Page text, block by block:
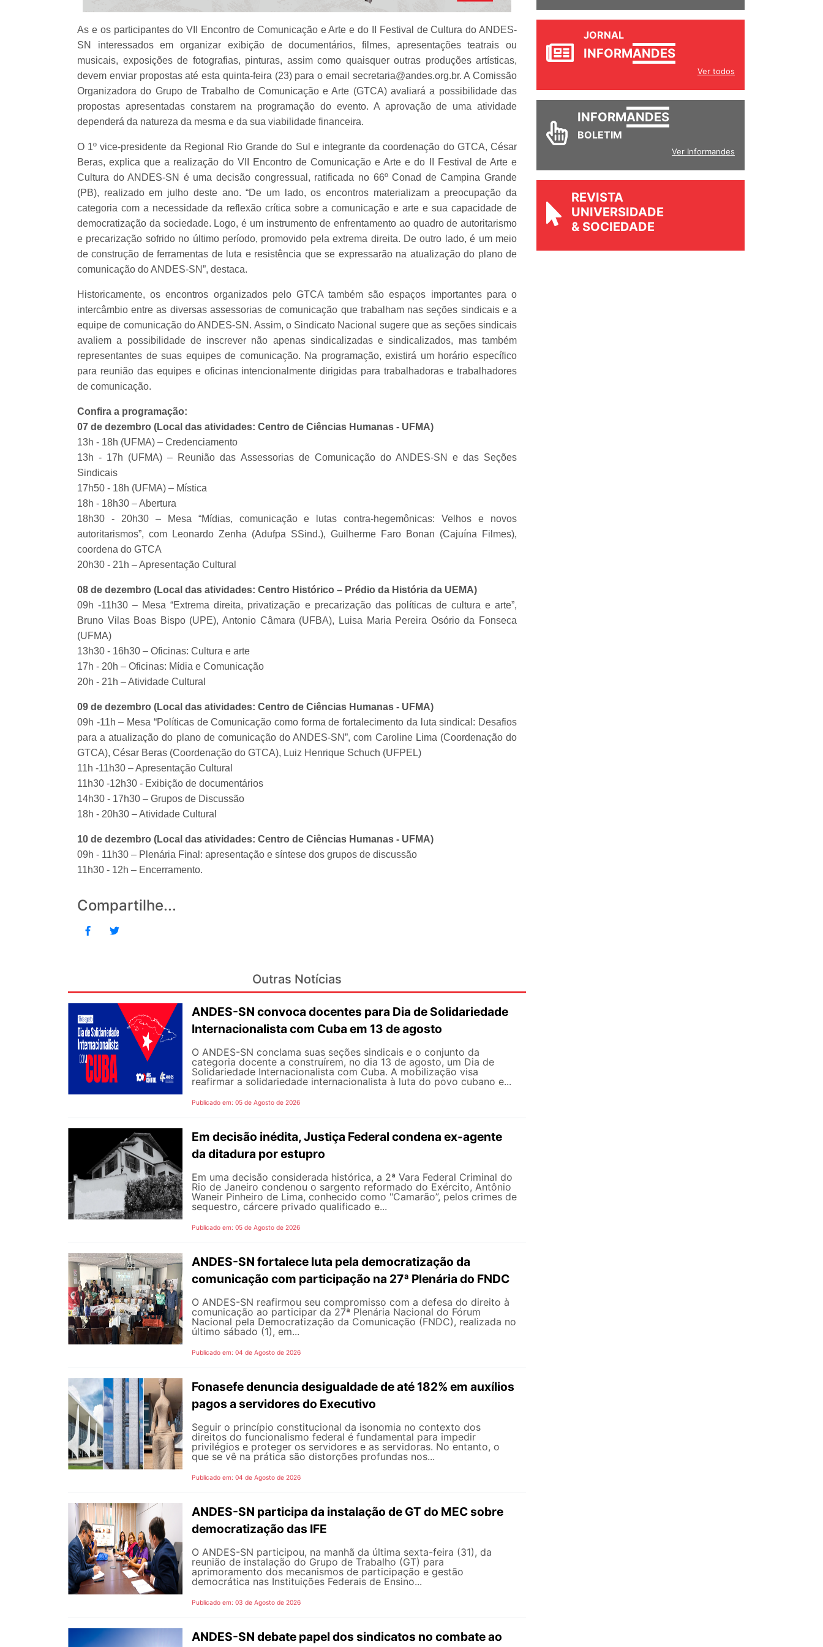
As e os participantes do VII Encontro de Comunicação e Arte e do II Festival de Cultura do ANDES-
SN interessados em organizar exibição de documentários, filmes, apresentações teatrais ou
musicais, exposições de fotografias, pinturas, assim como quaisquer outras produções artísticas,
devem enviar propostas até esta quinta-feira (23) para o email secretaria@andes.org.br. A Comissão
Organizadora do Grupo de Trabalho de Comunicação e Arte (GTCA) avaliará a possibilidade das
propostas apresentadas constarem na programação do evento. A aprovação de uma atividade
dependerá da natureza da mesma e da sua viabilidade financeira.
O 1º vice-presidente da Regional Rio Grande do Sul e integrante da coordenação do GTCA, César
Beras, explica que a realização do VII Encontro de Comunicação e Arte e do II Festival de Arte e
Cultura do ANDES-SN é uma decisão congressual, ratificada no 66º Conad de Campina Grande
(PB), realizado em julho deste ano. “De um lado, os encontros materializam a preocupação da
categoria com a necessidade da reflexão crítica sobre a comunicação e arte e sua capacidade de
democratização da sociedade. Logo, é um instrumento de enfrentamento ao quadro de autoritarismo
e precarização sofrido no último período, promovido pela extrema direita. De outro lado, é um meio
de construção de ferramentas de luta e resistência que se expressarão na atualização do plano de
comunicação do ANDES-SN”, destaca.
Historicamente, os encontros organizados pelo GTCA também são espaços importantes para o
intercâmbio entre as diversas assessorias de comunicação que trabalham nas seções sindicais e a
equipe de comunicação do ANDES-SN. Assim, o Sindicato Nacional sugere que as seções sindicais
avaliem a possibilidade de inscrever não apenas sindicalizadas e sindicalizados, mas também
representantes de suas equipes de comunicação. Na programação, existirá um horário específico
para reunião das equipes e oficinas intencionalmente dirigidas para trabalhadoras e trabalhadores
de comunicação.
Confira a programação:
07 de dezembro (Local das atividades: Centro de Ciências Humanas - UFMA)
13h - 18h (UFMA) – Credenciamento
13h - 17h (UFMA) – Reunião das Assessorias de Comunicação do ANDES-SN e das Seções
Sindicais
17h50 - 18h (UFMA) – Mística
18h - 18h30 – Abertura
18h30 - 20h30 – Mesa “Mídias, comunicação e lutas contra-hegemônicas: Velhos e novos
autoritarismos”, com Leonardo Zenha (Adufpa SSind.), Guilherme Faro Bonan (Cajuína Filmes),
coordena do GTCA
20h30 - 21h – Apresentação Cultural
08 de dezembro (Local das atividades: Centro Histórico – Prédio da História da UEMA)
09h -11h30 – Mesa “Extrema direita, privatização e precarização das políticas de cultura e arte”,
Bruno Vilas Boas Bispo (UPE), Antonio Câmara (UFBA), Luisa Maria Pereira Osório da Fonseca
(UFMA)
13h30 - 16h30 – Oficinas: Cultura e arte
17h - 20h – Oficinas: Mídia e Comunicação
20h - 21h – Atividade Cultural
09 de dezembro (Local das atividades: Centro de Ciências Humanas - UFMA)
09h -11h – Mesa “Políticas de Comunicação como forma de fortalecimento da luta sindical: Desafios
para a atualização do plano de comunicação do ANDES-SN”, com Caroline Lima (Coordenação do
GTCA), César Beras (Coordenação do GTCA), Luiz Henrique Schuch (UFPEL)
11h -11h30 – Apresentação Cultural
11h30 -12h30 - Exibição de documentários
14h30 - 17h30 – Grupos de Discussão
18h - 20h30 – Atividade Cultural
10 de dezembro (Local das atividades: Centro de Ciências Humanas - UFMA)
09h - 11h30 – Plenária Final: apresentação e síntese dos grupos de discussão
11h30 - 12h – Encerramento.
Compartilhe...
Outras Notícias
ANDES-SN convoca docentes para Dia de Solidariedade
Internacionalista com Cuba em 13 de agosto
O ANDES-SN conclama suas seções sindicais e o conjunto da
categoria docente a construírem, no dia 13 de agosto, um Dia de
Solidariedade Internacionalista com Cuba. A mobilização visa
reafirmar a solidariedade internacionalista à luta do povo cubano e...
Publicado em: 05 de Agosto de 2026
Em decisão inédita, Justiça Federal condena ex-agente
da ditadura por estupro
Em uma decisão considerada histórica, a 2ª Vara Federal Criminal do
Rio de Janeiro condenou o sargento reformado do Exército, Antônio
Waneir Pinheiro de Lima, conhecido como "Camarão”, pelos crimes de
sequestro, cárcere privado qualificado e...
Publicado em: 05 de Agosto de 2026
ANDES-SN fortalece luta pela democratização da
comunicação com participação na 27ª Plenária do FNDC
O ANDES-SN reafirmou seu compromisso com a defesa do direito à
comunicação ao participar da 27ª Plenária Nacional do Fórum
Nacional pela Democratização da Comunicação (FNDC), realizada no
último sábado (1), em...
Publicado em: 04 de Agosto de 2026
Fonasefe denuncia desigualdade de até 182% em auxílios
pagos a servidores do Executivo
Seguir o princípio constitucional da isonomia no contexto dos
direitos do funcionalismo federal é fundamental para impedir
privilégios e proteger os servidores e as servidoras. No entanto, o
que se vê na prática são distorções profundas nos...
Publicado em: 04 de Agosto de 2026
ANDES-SN participa da instalação de GT do MEC sobre
democratização das IFE
O ANDES-SN participou, na manhã da última sexta-feira (31), da
reunião de instalação do Grupo de Trabalho (GT) para
aprimoramento dos mecanismos de participação e gestão
democrática nas Instituições Federais de Ensino...
Publicado em: 03 de Agosto de 2026
ANDES-SN debate papel dos sindicatos no combate ao
INFORM
INFORMANDES
BOLETIM
REVISTA
UNIVERSIDADE
& SOCIEDADE